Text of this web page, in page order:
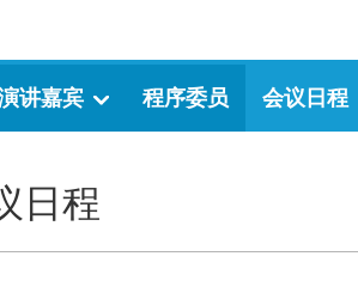
讲嘉宾 程序委员 会议日程
日程